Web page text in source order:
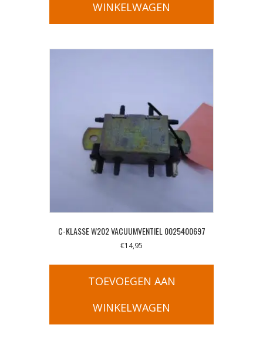
WINKELWAGEN
C-KLASSE W202 VACUUMVENTIEL 0025400697
€14,95
TOEVOEGEN AAN
WINKELWAGEN